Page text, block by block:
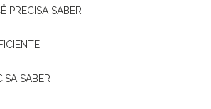
PRECISA SABER
SABER